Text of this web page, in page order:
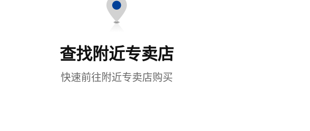
查找附近专卖店
快速前往附近专卖店购买